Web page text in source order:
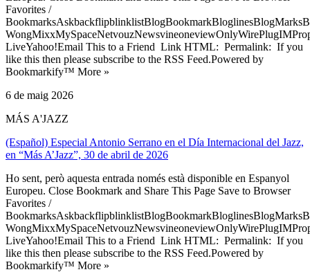
Favorites /
LiveYahoo!Email This to a Friend Link HTML: Permalink: If you
like this then please subscribe to the RSS Feed.Powered by
Bookmarkify™ More »
6 de maig 2026
MÁS A'JAZZ
(Español) Especial Antonio Serrano en el Día Internacional del Jazz,
en “Más A’Jazz”, 30 de abril de 2026
Ho sent, però aquesta entrada només està disponible en Espanyol
Europeu. Close Bookmark and Share This Page Save to Browser
Favorites /
LiveYahoo!Email This to a Friend Link HTML: Permalink: If you
like this then please subscribe to the RSS Feed.Powered by
Bookmarkify™ More »